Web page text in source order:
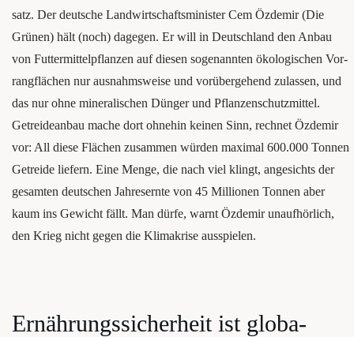
satz. Der deut­sche Land­wirt­schafts­mi­nis­ter Cem Özd­emir (Die
Grü­nen) hält (noch) dage­gen. Er will in Deutsch­land den Anbau
von Fut­ter­mit­tel­pflan­zen auf die­sen soge­nann­ten öko­lo­gi­schen Vor­
rang­flä­chen nur aus­nahms­wei­se und vor­über­ge­hend zulas­sen, und
das nur ohne mine­ra­li­schen Dün­ger und Pflan­zen­schutz­mit­tel.
Getrei­de­an­bau mache dort ohne­hin kei­nen Sinn, rech­net Özd­emir
vor: All die­se Flä­chen zusam­men wür­den maxi­mal 600.000 Ton­nen
Getrei­de lie­fern. Eine Men­ge, die nach viel klingt, ange­sichts der
gesam­ten deut­schen Jah­res­ern­te von 45 Mil­lio­nen Ton­nen aber
kaum ins Gewicht fällt. Man dür­fe, warnt Özd­emir unauf­hör­lich,
den Krieg nicht gegen die Kli­ma­kri­se ausspielen.
Ernäh­rungs­si­cher­heit ist glo­ba­